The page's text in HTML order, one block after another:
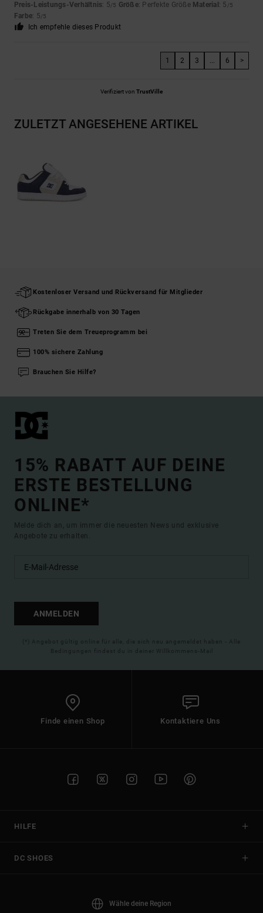
Preis-Leistungs-Verhältnis: 5/5 Größe: Perfekte Größe Material : 5 /5
Farbe: 5/5
Ich empfehle dieses Produkt
1 2 3 ... 6 >
Verifiziert von TrustVille
ZULETZT ANGESEHENE ARTIKEL
Kostenloser Versand und Rückversand für Mitglieder
Rückgabe innerhalb von 30 Tagen
Treten Sie dem Treueprogramm bei
100% sichere Zahlung
Brauchen Sie Hilfe?
15% RABATT AUF DEINE
ERSTE BESTELLUNG
ONLINE*
Melde dich an, um immer die neuesten News und exklusive
Angebote zu erhalten.
ANMELDEN
(*) Angebot gültig online für alle, die sich neu angemeldet haben - Alle
Bedingungen findest du in deiner Willkommens-Mail
Finde einen Shop Kontaktiere Uns
HILFE
DC SHOES
Wähle deine Region